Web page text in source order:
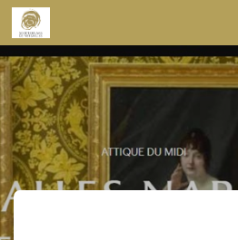
Skip to content